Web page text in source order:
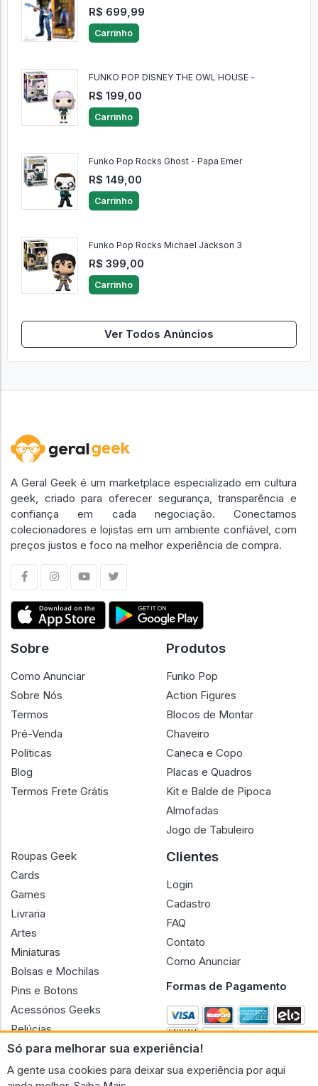
R$ 699,99
Carrinho
FUNKO POP DISNEY THE OWL HOUSE -
R$ 199,00
Carrinho
Funko Pop Rocks Ghost - Papa Emer
R$ 149,00
Carrinho
Funko Pop Rocks Michael Jackson 3
R$ 399,00
Carrinho
Ver Todos Anúncios
Só para melhorar sua experiência!
A gente usa cookies para deixar sua experiência por aqui
A Geral Geek é um marketplace especializado em cultura
geek, criado para oferecer segurança, transparência e
confiança em cada negociação. Conectamos
colecionadores e lojistas em um ambiente confiável, com
preços justos e foco na melhor experiência de compra.
Sobre
Como Anunciar
Sobre Nós
Termos
Pré-Venda
Políticas
Blog
Termos Frete Grátis
Produtos
Funko Pop
Action Figures
Blocos de Montar
Chaveiro
Caneca e Copo
Placas e Quadros
Kit e Balde de Pipoca
Almofadas
Jogo de Tabuleiro
Roupas Geek
Cards
Games
Livraria
Artes
Miniaturas
Bolsas e Mochilas
Pins e Botons
Acessórios Geeks
Pelúcias
Bonecas
Clientes
Login
Cadastro
FAQ
Contato
Como Anunciar
Formas de Pagamento